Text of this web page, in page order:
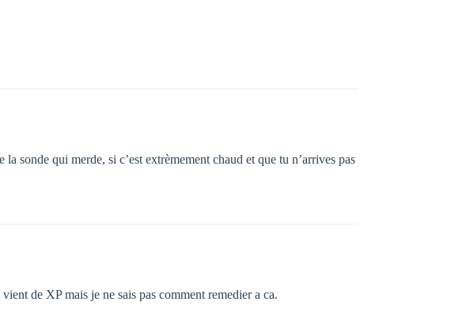
sonde qui merde, si c’est extrèmement chaud et que tu n’arrives pas
de XP mais je ne sais pas comment remedier a ca.